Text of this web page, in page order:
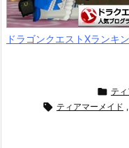
ドラゴンクエストXランキ
 テ
 ティアマーメイド ,